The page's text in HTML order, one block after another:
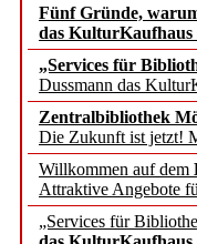
Fünf Gründe,
das KulturKaufhaus
„Services für
Dussmann das
Zentralbibliothek
Die Zukunft ist jetzt!
Willkommen auf dem
Attraktive Angebote
„Services für